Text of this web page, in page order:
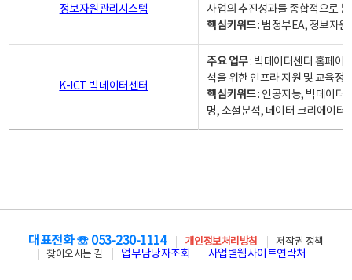
정보자원관리시스템
사업의 추진성과를 종합적으로
핵심키워드: 범정부EA, 정보자
K-ICT 빅데이터센터
주요 업무: 빅데이터센터 홈페이
석을 위한 인프라 지원 및 교육정
핵심키워드: 인공지능, 빅데이터,
명, 소셜분석, 데이터 크리에이터
대표전화 ☏ 053-230-1114 개인정보처리방침
저작권 정책
찾아오시는 길
업무담당자조회 사업별웹사이트연락처